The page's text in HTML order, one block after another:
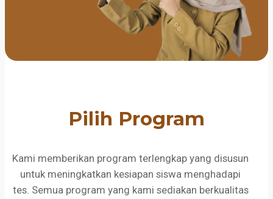
Pilih Program
Kami memberikan program terlengkap yang disusun
untuk meningkatkan kesiapan siswa menghadapi
tes. Semua program yang kami sediakan berkualitas